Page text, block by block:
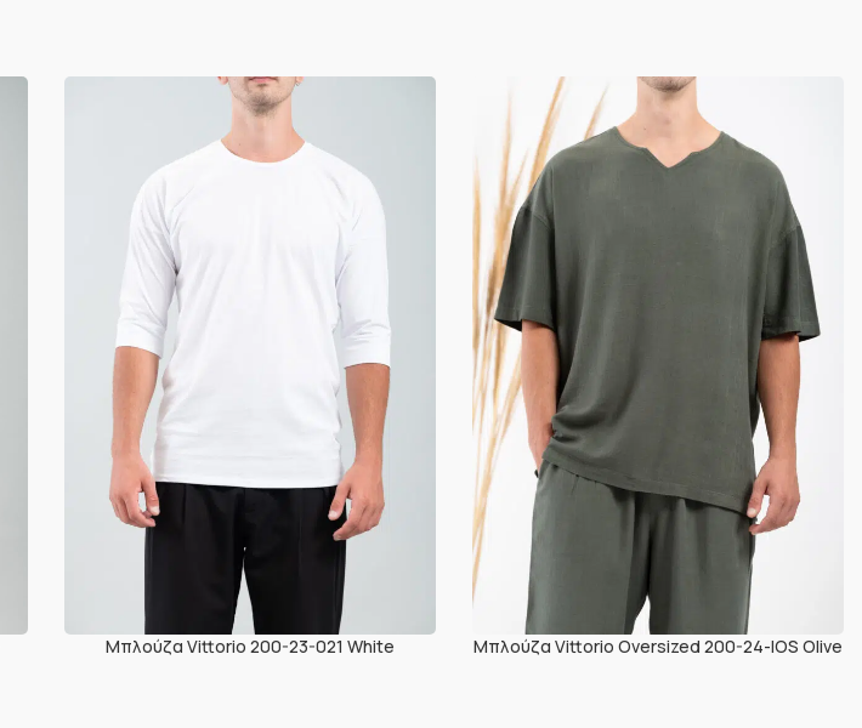
Μπλούζα Vittorio 200-23-021 White Μπλούζα Vittorio Oversized 200-24-IOS Olive